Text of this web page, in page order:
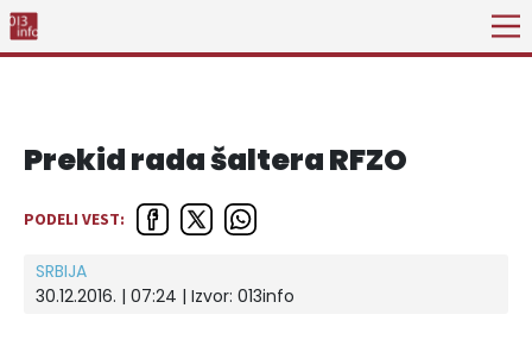
Prekid rada šaltera RFZO
PODELI VEST:
SRBIJA
30.12.2016. | 07:24 | Izvor: 013info